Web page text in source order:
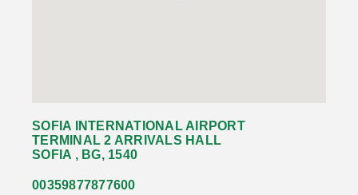
SOFIA INTERNATIONAL AIRPORT
TERMINAL 2 ARRIVALS HALL
SOFIA , BG, 1540
00359877877600